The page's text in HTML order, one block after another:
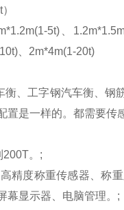
5t)、
、2m*4m(1-20t)
衡、工字钢汽车衡、钢
是一样的。都需要
200T。 ;
精度称重传感器、称
显示器、电脑管理。 ;